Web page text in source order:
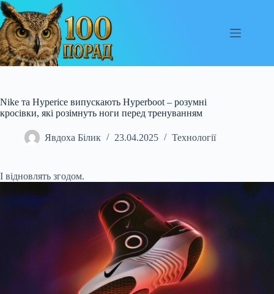
Перейти
до
вмісту
Nike та Hyperice випускають Hyperboot – розумні
кросівки, які розімнуть ноги перед тренуванням
Явдоха Білик 23.04.2025 Технології
І відновлять згодом.